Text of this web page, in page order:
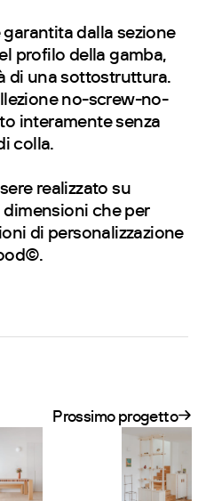
dalla sezione
profilo della gamba,
di una sottostruttura.
no-screw-no-
interamente senza
colla.
realizzato su
che per
di personalizzazione
Prossimo progetto